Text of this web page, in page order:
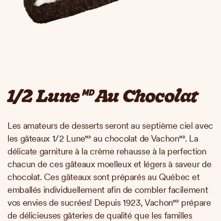
1/2 Lune🅫 Au Chocolat
Les amateurs de desserts seront au septième ciel avec
les gâteaux 1/2 Lune🅫 au chocolat de Vachon🅫. La
délicate garniture à la crème rehausse à la perfection
chacun de ces gâteaux moelleux et légers à saveur de
chocolat. Ces gâteaux sont préparés au Québec et
emballés individuellement afin de combler facilement
vos envies de sucrées! Depuis 1923, Vachon🅫 prépare
de délicieuses gâteries de qualité que les familles